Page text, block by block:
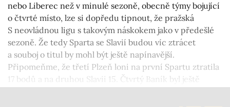
nebo Liberec než v minulé sezoně, obecně týmy bojující
o čtvrté místo, lze si dopředu tipnout, že pražská
S neovládnou ligu s takovým náskokem jako v předešlé
sezoně. Že tedy Sparta se Slavií budou víc ztrácet
a souboj o titul by mohl být ještě napínavější.
Připomeňme, že třetí Plzeň loni na první Spartu ztratila
17 bodů a na druhou Slavii 15. Čtvrtý Baník byl ještě